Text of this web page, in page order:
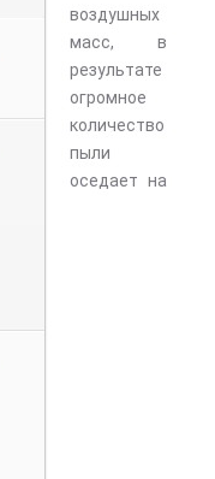
воздушных
масс, в
результате
огромное
количество
пыли
оседает на